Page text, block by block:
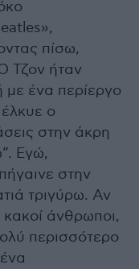
πίσω,
Τζον ήταν
με ένα περίεργο
ο
στην άκρη
Εγώ,
στην
τριγύρω. Αν
κακοί άνθρωποι,
περισσότερο